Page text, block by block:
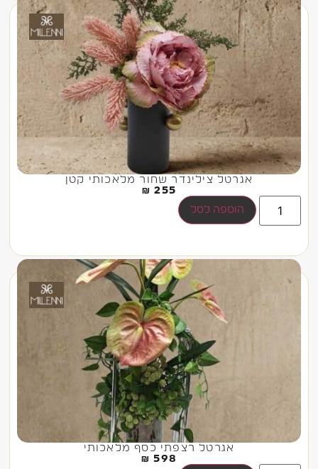
אגרטל צילינדר שחור מלאכותי קטן
255
₪
הוספה לסל
אגרטל רצפתי כסף מלאכותי
598
₪